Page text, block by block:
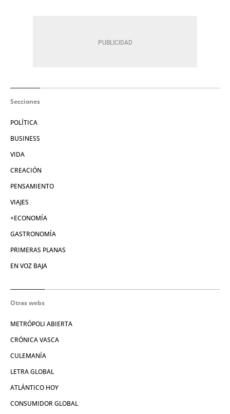
Secciones
POLÍTICA
BUSINESS
VIDA
CREACIÓN
PENSAMIENTO
VIAJES
+ECONOMÍA
GASTRONOMÍA
PRIMERAS PLANAS
EN VOZ BAJA
Otras webs
METRÓPOLI ABIERTA
CRÓNICA VASCA
CULEMANÍA
LETRA GLOBAL
ATLÁNTICO HOY
CONSUMIDOR GLOBAL